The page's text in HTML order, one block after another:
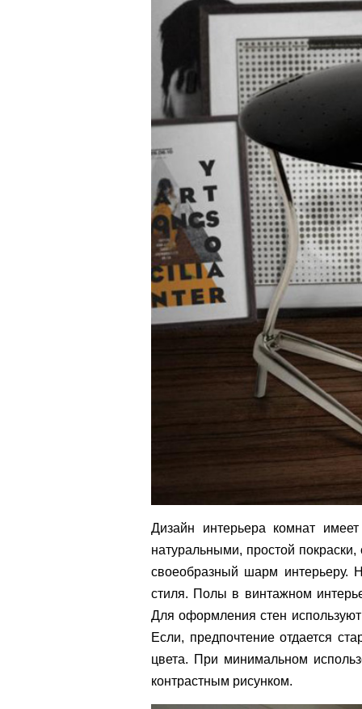
Дизайн интерьера комнат
натуральными, простой
своеобразный шарм интерьеру.
стиля. Полы в винтажном
Для оформления стен
Если, предпочтение отдается
цвета. При минимальном
контрастным рисунком.